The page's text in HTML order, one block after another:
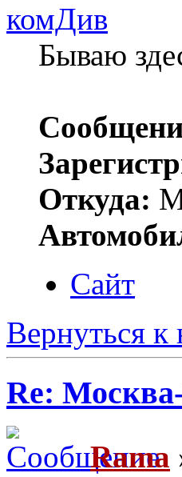
комДив
Бываю
Откуда:
Сайт
Вернуться к
Re:
Rama